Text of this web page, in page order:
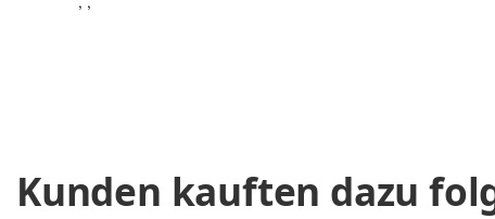
Kunden kauften dazu